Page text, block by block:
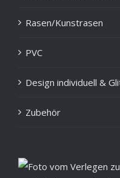
Rasen/Kunstrasen
PVC
Design individuell &
Zubehör